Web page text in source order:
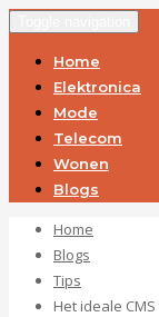
Home
Elektronica
Mode
Telecom
Wonen
Blogs
Home
Blogs
Tips
Het ideale